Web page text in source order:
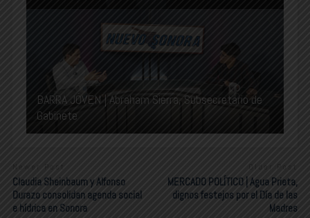
BARRA JÓVEN | Abraham Sierra, Subsecretario de
Gabinete
Newer Post
Claudia Sheinbaum y Alfonso
Durazo consolidan agenda social
e hídrica en Sonora
MERCADO POLÍTICO | Agua Prieta,
dignos festejos por el Día de las
Madres